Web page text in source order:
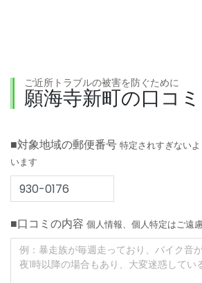
ご近所トラブルの被害を防ぐために
願海寺新町の口コ
■対象地域の郵便番号 特定されすぎない
います
■口コミの内容 個人情報、個人特定はご遠